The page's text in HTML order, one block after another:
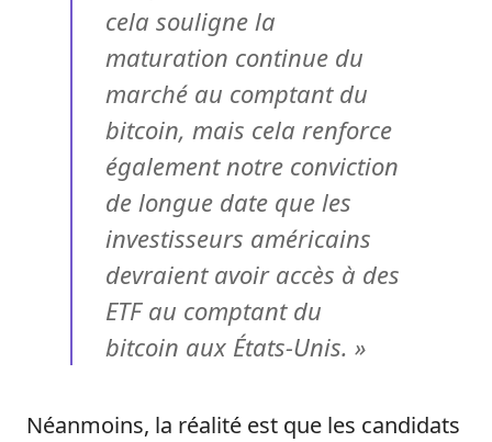
cela souligne la
maturation continue du
marché au comptant du
bitcoin, mais cela renforce
également notre conviction
de longue date que les
investisseurs américains
devraient avoir accès à des
ETF au comptant du
bitcoin aux États-Unis. »
Néanmoins, la réalité est que les candidats